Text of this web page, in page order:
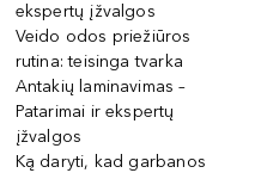
ekspertų įžvalgos
Veido odos priežiūros
rutina: teisinga tvarka
Antakių laminavimas –
Patarimai ir ekspertų
įžvalgos
Ką daryti, kad garbanos